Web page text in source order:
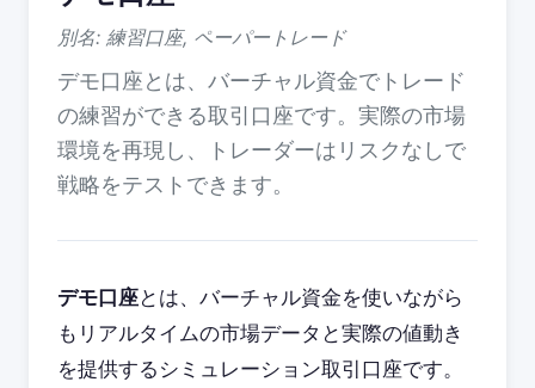
別名: 練習口座, ペーパートレード
デモ口座とは、バーチャル資金でトレード
の練習ができる取引口座です。実際の市場
環境を再現し、トレーダーはリスクなしで
戦略をテストできます。
デモ口座とは、バーチャル資金を使いながら
もリアルタイムの市場データと実際の値動き
を提供するシミュレーション取引口座です。